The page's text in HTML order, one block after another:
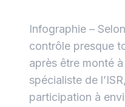
Infographie –
contrôle presque
après être monté
spécialiste de
participation à